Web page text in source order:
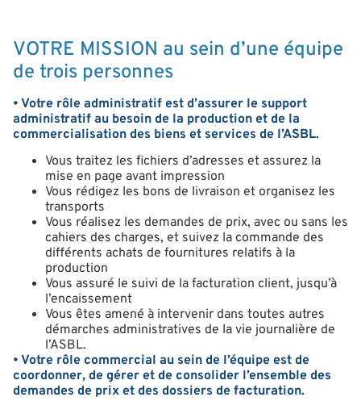
VOTRE MISSION au sein d’une équipe
de trois personnes
• Votre rôle administratif est d’assurer le support
administratif au besoin de la production et de la
commercialisation des biens et services de l’ASBL.
Vous traitez les fichiers d’adresses et assurez la
mise en page avant impression
Vous rédigez les bons de livraison et organisez les
transports
Vous réalisez les demandes de prix, avec ou sans les
cahiers des charges, et suivez la commande des
différents achats de fournitures relatifs à la
production
Vous assuré le suivi de la facturation client, jusqu’à
l’encaissement
Vous êtes amené à intervenir dans toutes autres
démarches administratives de la vie journalière de
l’ASBL.
• Votre rôle commercial au sein de l’équipe est de
coordonner, de gérer et de consolider l’ensemble des
demandes de prix et des dossiers de facturation.